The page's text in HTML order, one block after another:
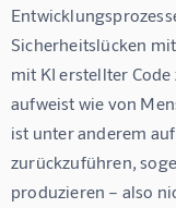
Sicherheitslücken
mit KI erstellter
aufweist wie von
ist unter anderem
zurückzuführen,
produzieren – also